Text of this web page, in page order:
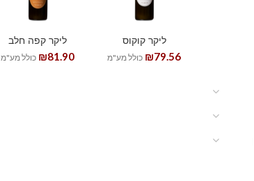
ליקר קוקוס
₪79.56 כולל מע"מ
ליקר קפה חלב
₪81.90 כולל מע"מ